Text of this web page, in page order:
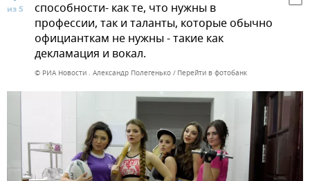
из 5
способности- как те, что нужны в
профессии, так и таланты, которые обычно
официанткам не нужны - такие как
декламация и вокал.
© РИА Новости . Александр Полегенько Перейти в фотобанк